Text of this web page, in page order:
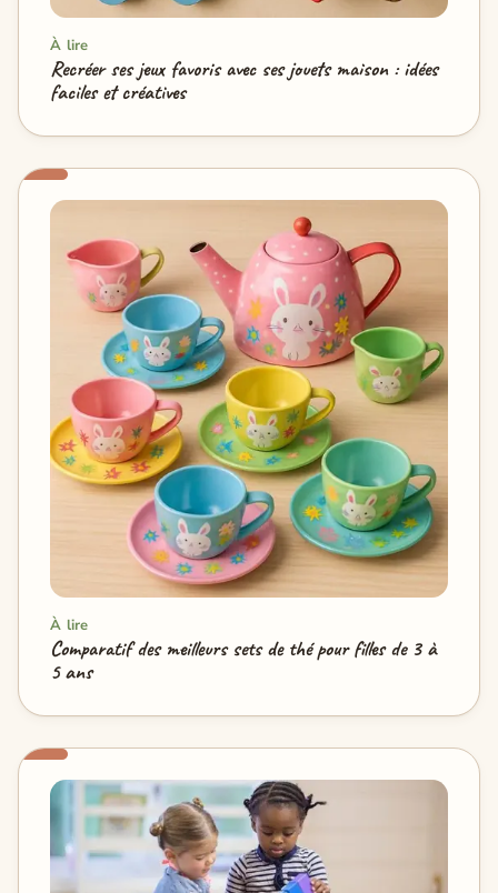
À lire
Recréer ses jeux favoris avec ses jouets maison : idées
faciles et créatives
À lire
Comparatif des meilleurs sets de thé pour filles de 3 à
5 ans